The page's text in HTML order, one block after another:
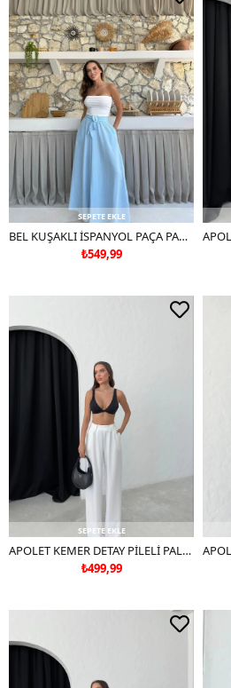
SEPETE EKLE
BEL KUŞAKLI İSPANYOL PAÇA PANTOLON MAVİ
₺549,99
SEPETE EKLE
APOLET KEMER DETAY PİLELİ PALAZZO KETEN PANTOLON BEYAZ
₺499,99